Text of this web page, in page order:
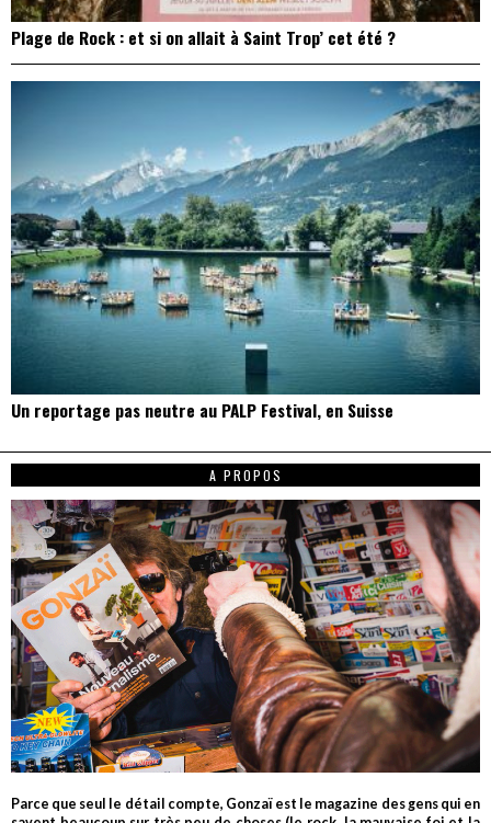
Plage de Rock : et si on allait à Saint Trop’ cet été ?
Un reportage pas neutre au PALP Festival, en Suisse
A PROPOS
Parce que seul le détail compte, Gonzaï est le magazine des gens qui en